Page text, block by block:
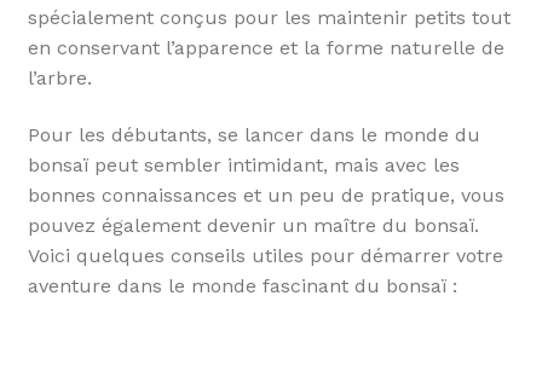
spécialement conçus pour les maintenir petits tout
en conservant l’apparence et la forme naturelle de
l’arbre.
Pour les débutants, se lancer dans le monde du
bonsaï peut sembler intimidant, mais avec les
bonnes connaissances et un peu de pratique, vous
pouvez également devenir un maître du bonsaï.
Voici quelques conseils utiles pour démarrer votre
aventure dans le monde fascinant du bonsaï :